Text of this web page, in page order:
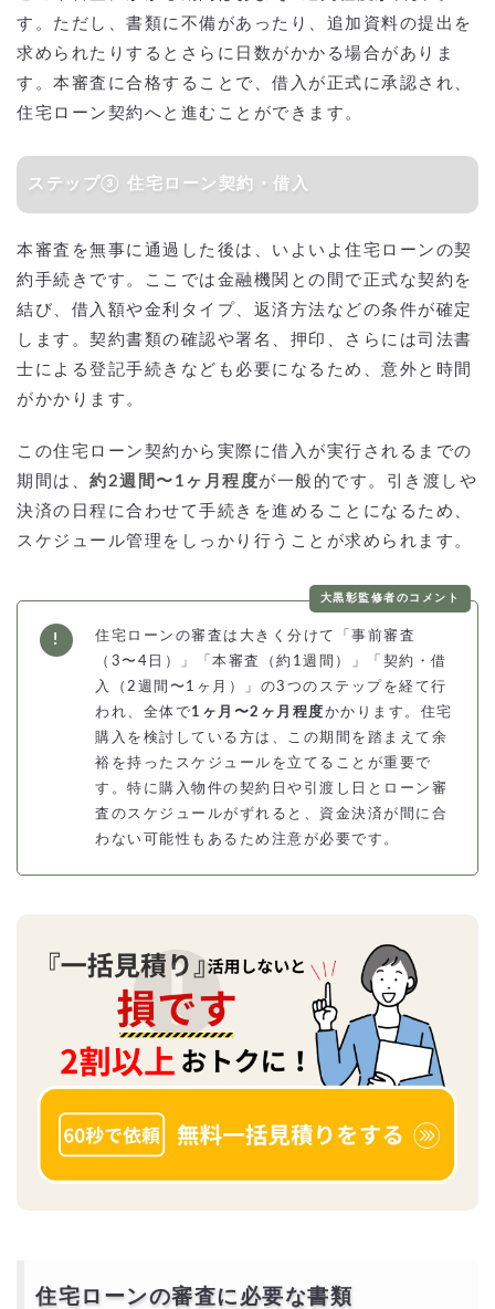
す。ただし、書類に不備があったり、追加資料の提出を
求められたりするとさらに日数がかかる場合がありま
す。本審査に合格することで、借入が正式に承認され、
住宅ローン契約へと進むことができます。
ステップ③ 住宅ローン契約・借入
本審査を無事に通過した後は、いよいよ住宅ローンの契
約手続きです。ここでは金融機関との間で正式な契約を
結び、借入額や金利タイプ、返済方法などの条件が確定
します。契約書類の確認や署名、押印、さらには司法書
士による登記手続きなども必要になるため、意外と時間
がかかります。
この住宅ローン契約から実際に借入が実行されるまでの
期間は、 約2週間〜1ヶ月程度が一般的です。引き渡しや
決済の日程に合わせて手続きを進めることになるため、
スケジュール管理をしっかり行うことが求められます。
大黒彰監修者のコメント
住宅ローンの審査は大きく分けて「事前審査
（3〜4日）」「本審査（約1週間）」「契約・借
入（2週間〜1ヶ月）」の3つのステップを経て行
われ、全体で1ヶ月〜2ヶ月程度かかります。住宅
購入を検討している方は、この期間を踏まえて余
裕を持ったスケジュールを立てることが重要で
す。特に購入物件の契約日や引渡し日とローン審
査のスケジュールがずれると、資金決済が間に合
わない可能性もあるため注意が必要です。
住宅ローンの審査に必要な書類